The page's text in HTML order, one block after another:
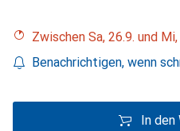
Zwischen Sa, 26.9. und
Benachrichtigen, wenn
In den